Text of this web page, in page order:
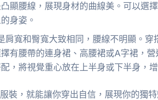
顯腰線，展現身材的曲線美。可以選
身姿。
肩寬和臀寬大致相同，腰線不明顯。穿
有腰帶的連身裙、高腰裙或A字裙，營
，將視覺重心放在上半身或下半身，
裝，就能讓你穿出自信，展現你的獨特